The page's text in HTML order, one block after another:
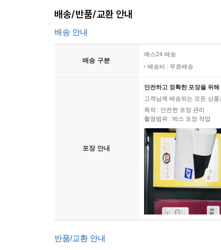
배송/반품/교환 안내
배송 안내
배송 구분
예스24 배송
배송비 : 무료배송
포장 안내
안전하고 정확한 포장을 위
고객님께 배송되는 모든 상
목적 : 안전한 포장 관리
촬영범위 : 박스 포장 작업
반품/교환 안내